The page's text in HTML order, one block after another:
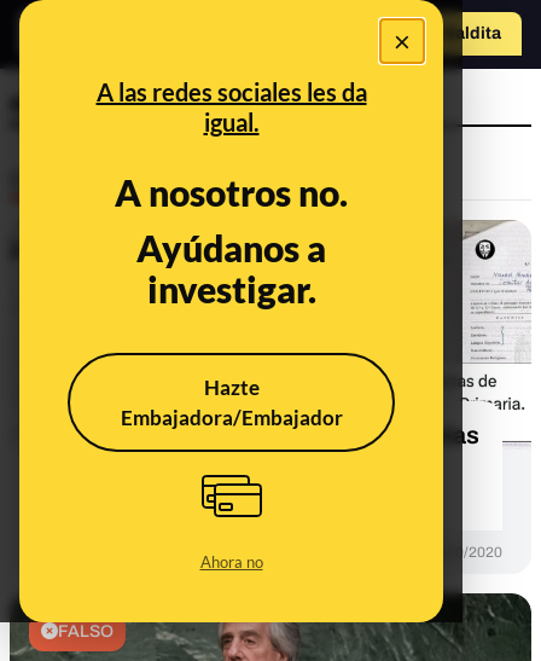
×
A las redes sociales les da
igual.
A nosotros no.
Ayúdanos a
investigar.
Hazte
Embajadora/Embajador
Ahora no
Hazte Maldito
a
expresidente
No, estas no son las verdaderas notas
Mariano Rajoy
05/10/2020
FALSO